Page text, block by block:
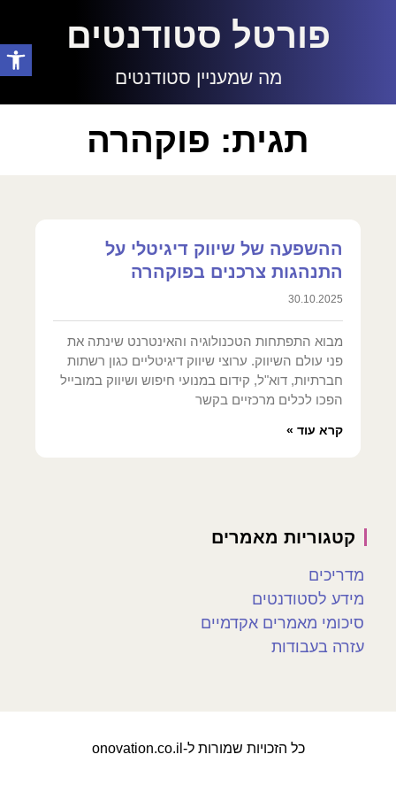
פתח
פורטל סטודנטים
מה שמעניין סטודנטים
תגית: פוקהרה
ההשפעה של שיווק דיגיטלי על
התנהגות צרכנים בפוקהרה
30.10.2025
מבוא התפתחות הטכנולוגיה והאינטרנט שינתה את
פני עולם השיווק. ערוצי שיווק דיגיטליים כגון רשתות
חברתיות, דוא"ל, קידום במנועי חיפוש ושיווק במובייל
הפכו לכלים מרכזיים בקשר
קרא עוד »
קטגוריות מאמרים
מדריכים
מידע לסטודנטים
סיכומי מאמרים אקדמיים
עזרה בעבודות
כל הזכויות שמורות ל-onovation.co.il